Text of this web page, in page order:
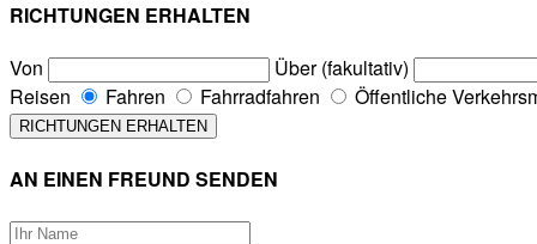
RICHTUNGEN ERHALTEN
Von
Über (fakultativ)
Reisen
Fahren Fahrradfahren Öffentliche
AN EINEN FREUND SENDEN